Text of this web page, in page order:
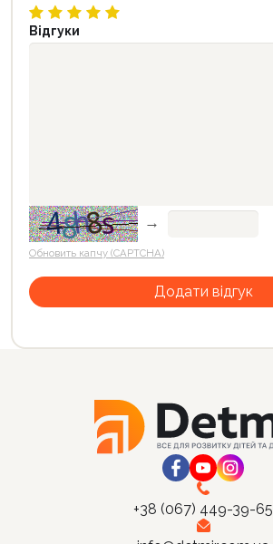
Відгуки
→
Обновить капчу (CAPTCHA)
+38 (067) 449-39-65